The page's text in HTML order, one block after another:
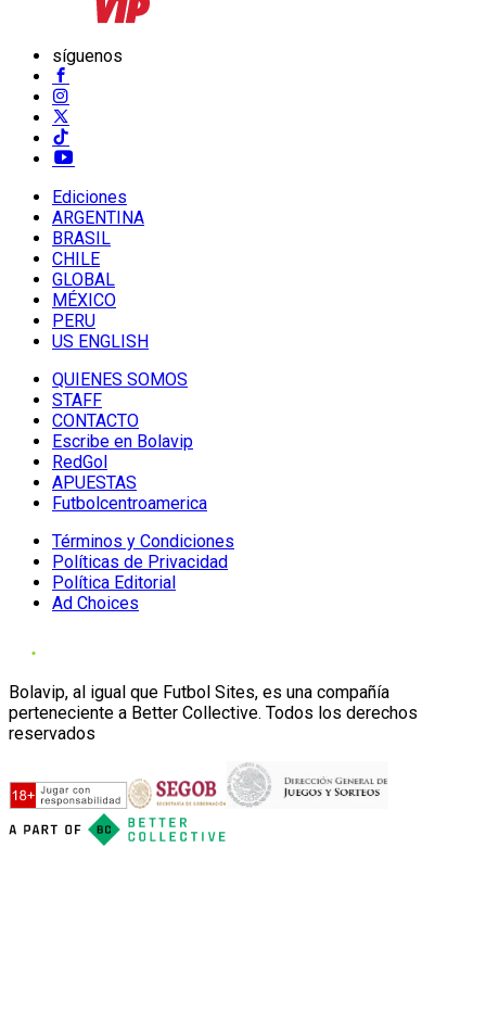
síguenos
Ediciones
ARGENTINA
BRASIL
CHILE
GLOBAL
MÉXICO
PERU
US ENGLISH
QUIENES SOMOS
STAFF
CONTACTO
Escribe en Bolavip
RedGol
APUESTAS
Futbolcentroamerica
Términos y Condiciones
Políticas de Privacidad
Política Editorial
Ad Choices
Bolavip, al igual que Futbol Sites, es una compañía
perteneciente a Better Collective. Todos los derechos
reservados